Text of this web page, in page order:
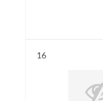
Résultat n°
16